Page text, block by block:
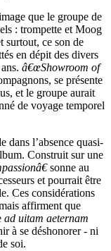
que le groupe de
: trompette et Moog
surtout, ce son de
en dépit des divers
â€œShowroom of
se présente
et le groupe aurait
de voyage temporel
dans l’absence quasi-
Construit sur une
sonne au
et pourrait être
Ces considérations
affirment que
ad uitam aeternam
à se déshonorer - ni
soi.